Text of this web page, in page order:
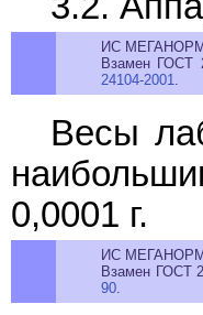
ИС
Взамен ГОСТ
24104-2001
Весы
0,0001 г.
ИС
Взамен ГОСТ
90.